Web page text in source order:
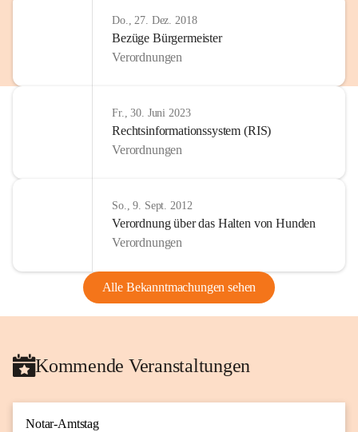
Do., 27. Dez. 2018
Bezüge Bürgermeister
Verordnungen
Fr., 30. Juni 2023
Rechtsinformationssystem (RIS)
Verordnungen
So., 9. Sept. 2012
Verordnung über das Halten von Hunden
Verordnungen
Alle Bekanntmachungen sehen
Kommende Veranstaltungen
Notar-Amtstag